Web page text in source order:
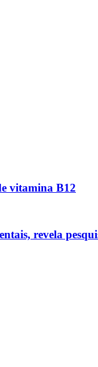
vitamina B12
revela